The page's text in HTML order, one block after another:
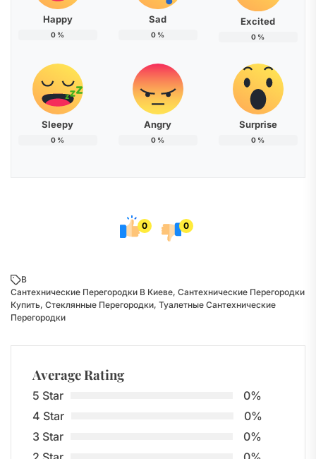
Happy
0 %
Sad
0 %
Excited
0 %
Sleepy
0 %
Angry
0 %
Surprise
0 %
0 0
В
Сантехнические Перегородки В Киеве, Сантехнические Перегородки
Купить, Стеклянные Перегородки, Туалетные Сантехнические
Перегородки
Average Rating
5 Star
0%
4 Star
0%
3 Star
0%